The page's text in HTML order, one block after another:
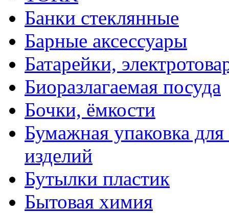
Банки стеклянные
Барные аксессуары
Батарейки,
Биоразлагаемая посуда
Бочки, ёмкости
Бумажная упаковка
изделий
Бутылки пластик
Бытовая химия